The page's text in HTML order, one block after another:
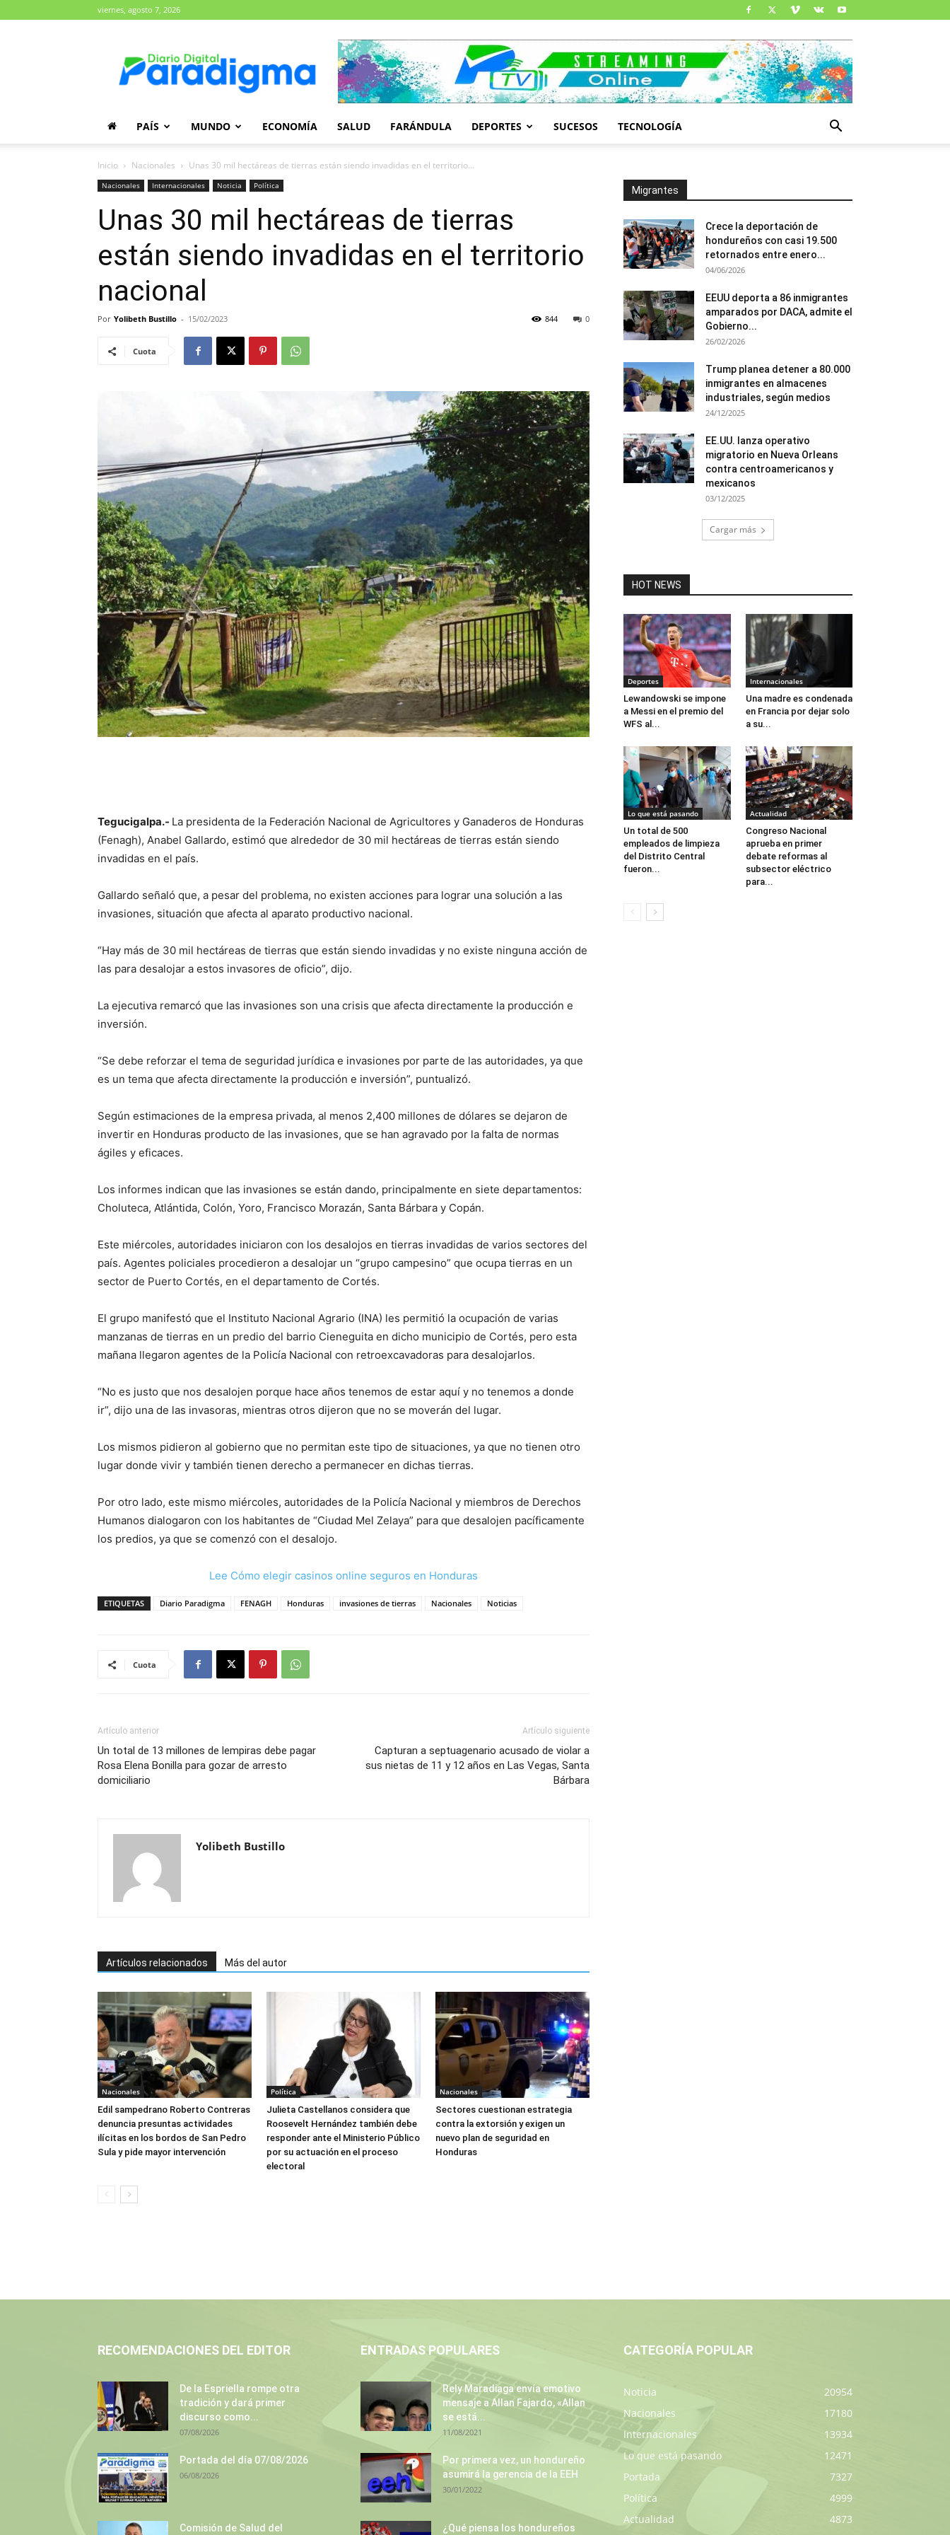
viernes, agosto 7, 2026
Paradigma
PAÍS MUNDO ECONOMÍA SALUD FARÁNDULA DEPORTES SUCESOS TECNOLOGÍA
Inicio Nacionales Unas 30 mil hectáreas de tierras están siendo invadidas en el territorio...
Nacionales Internacionales Noticia Política
Unas 30 mil hectáreas de tierras
están siendo invadidas en el territorio
nacional
Por Yolibeth Bustillo - 15/02/2023 0
844
Cuota
Tegucigalpa.- La presidenta de la Federación Nacional de Agricultores y Ganaderos de Honduras
(Fenagh), Anabel Gallardo, estimó que alrededor de 30 mil hectáreas de tierras están siendo
invadidas en el país.
Gallardo señaló que, a pesar del problema, no existen acciones para lograr una solución a las
invasiones, situación que afecta al aparato productivo nacional.
“Hay más de 30 mil hectáreas de tierras que están siendo invadidas y no existe ninguna acción de
las para desalojar a estos invasores de oficio”, dijo.
La ejecutiva remarcó que las invasiones son una crisis que afecta directamente la producción e
inversión.
“Se debe reforzar el tema de seguridad jurídica e invasiones por parte de las autoridades, ya que
es un tema que afecta directamente la producción e inversión”, puntualizó.
Según estimaciones de la empresa privada, al menos 2,400 millones de dólares se dejaron de
invertir en Honduras producto de las invasiones, que se han agravado por la falta de normas
ágiles y eficaces.
Los informes indican que las invasiones se están dando, principalmente en siete departamentos:
Choluteca, Atlántida, Colón, Yoro, Francisco Morazán, Santa Bárbara y Copán.
Este miércoles, autoridades iniciaron con los desalojos en tierras invadidas de varios sectores del
país. Agentes policiales procedieron a desalojar un “grupo campesino” que ocupa tierras en un
sector de Puerto Cortés, en el departamento de Cortés.
El grupo manifestó que el Instituto Nacional Agrario (INA) les permitió la ocupación de varias
manzanas de tierras en un predio del barrio Cieneguita en dicho municipio de Cortés, pero esta
mañana llegaron agentes de la Policía Nacional con retroexcavadoras para desalojarlos.
“No es justo que nos desalojen porque hace años tenemos de estar aquí y no tenemos a donde
ir”, dijo una de las invasoras, mientras otros dijeron que no se moverán del lugar.
Los mismos pidieron al gobierno que no permitan este tipo de situaciones, ya que no tienen otro
lugar donde vivir y también tienen derecho a permanecer en dichas tierras.
Por otro lado, este mismo miércoles, autoridades de la Policía Nacional y miembros de Derechos
Humanos dialogaron con los habitantes de “Ciudad Mel Zelaya” para que desalojen pacíficamente
los predios, ya que se comenzó con el desalojo.
Lee Cómo elegir casinos online seguros en Honduras
ETIQUETAS Diario Paradigma FENAGH Honduras invasiones de tierras Nacionales Noticias
Cuota
Artículo anterior
Un total de 13 millones de lempiras debe pagar
Rosa Elena Bonilla para gozar de arresto
domiciliario
Artículo siguiente
Capturan a septuagenario acusado de violar a
sus nietas de 11 y 12 años en Las Vegas, Santa
Bárbara
Yolibeth Bustillo
Artículos relacionados Más del autor
Nacionales
Edil sampedrano Roberto Contreras
denuncia presuntas actividades
ilícitas en los bordos de San Pedro
Sula y pide mayor intervención
Política
Julieta Castellanos considera que
Roosevelt Hernández también debe
responder ante el Ministerio Público
por su actuación en el proceso
electoral
Nacionales
Sectores cuestionan estrategia
contra la extorsión y exigen un
nuevo plan de seguridad en
Honduras
Migrantes
Crece la deportación de
hondureños con casi 19.500
retornados entre enero...
04/06/2026
EEUU deporta a 86 inmigrantes
amparados por DACA, admite el
Gobierno...
26/02/2026
Trump planea detener a 80.000
inmigrantes en almacenes
industriales, según medios
24/12/2025
EE.UU. lanza operativo
migratorio en Nueva Orleans
contra centroamericanos y
mexicanos
03/12/2025
Cargar más
HOT NEWS
Deportes
Lewandowski se impone
a Messi en el premio del
WFS al...
Internacionales
Una madre es condenada
en Francia por dejar solo
a su...
Lo que está pasando
Un total de 500
empleados de limpieza
del Distrito Central
fueron...
Actualidad
Congreso Nacional
aprueba en primer
debate reformas al
subsector eléctrico
para...
RECOMENDACIONES DEL EDITOR
De la Espriella rompe otra
tradición y dará primer
discurso como...
07/08/2026
Portada del día 07/08/2026
06/08/2026
Comisión de Salud del
ENTRADAS POPULARES
Rely Maradiaga envía emotivo
mensaje a Allan Fajardo, «Allan
se está...
11/08/2021
Por primera vez, un hondureño
asumirá la gerencia de la EEH
30/01/2022
¿Qué piensa los hondureños
CATEGORÍA POPULAR
Noticia
20954
Nacionales
17180
Internacionales
13934
Lo que está pasando
12471
Portada
7327
Política
4999
Actualidad
4873